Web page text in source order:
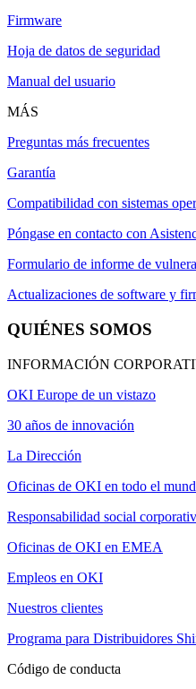
Firmware
Hoja de datos de seguridad
Manual del usuario
MÁS
Preguntas más frecuentes
Garantía
Compatibilidad con sistemas
Póngase en contacto con
Formulario de informe de
Actualizaciones de software y
QUIÉNES SOMOS
INFORMACIÓN
OKI Europe de un vistazo
30 años de innovación
La Dirección
Oficinas de OKI en todo el
Responsabilidad social
Oficinas de OKI en EMEA
Empleos en OKI
Nuestros clientes
Programa para Distribuidores
Código de conducta